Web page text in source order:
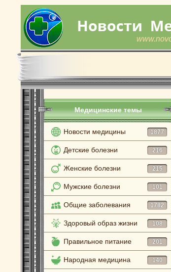
Медицинские темы
Новости медицины 1877
Детские болезни 216
Женские болезни 215
Мужские болезни 101
Общие заболевания 1782
Здоровый образ жизни 108
Правильное питание 201
Народная медицина 140